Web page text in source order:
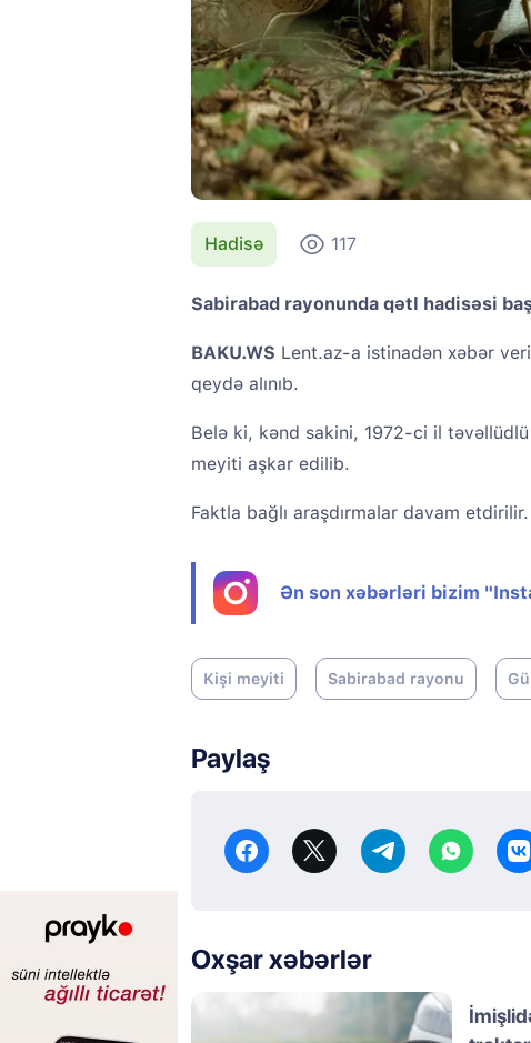
Hadisə 117
Sabirabad rayonunda qətl hadisəsi
BAKU.WS Lent.az-a istinadən xəbər
qeydə alınıb.
Belə ki, kənd sakini, 1972-ci il
meyiti aşkar edilib.
Faktla bağlı araşdırmalar davam etdirilir.
Ən son xəbərləri bizim
Kişi meyiti Sabirabad rayonu
Paylaş
Oxşar xəbərlər